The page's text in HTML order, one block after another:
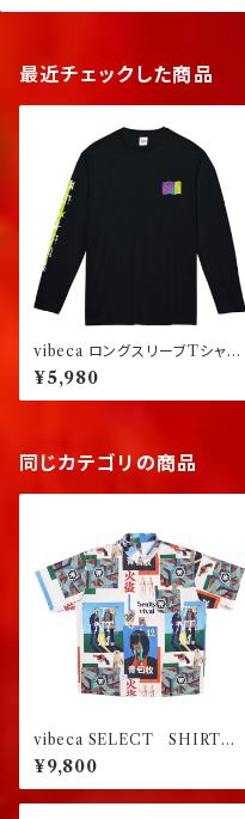
最近チェックした商品
vibeca ロングスリーブTシャ
ツ black
¥5,980
同じカテゴリの商品
vibeca SELECT SHIRT
火災
¥9,800